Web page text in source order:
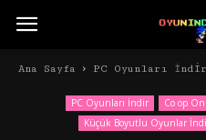
Ana Sayfa PC Oyunları İndir
PC Oyunları İndir Co op
Küçük Boyutlu Oyunlar